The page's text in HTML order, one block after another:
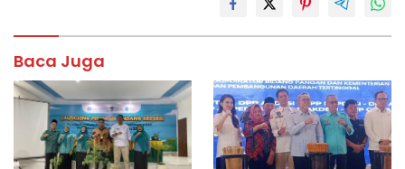
o
o
k
p
p
Baca Juga